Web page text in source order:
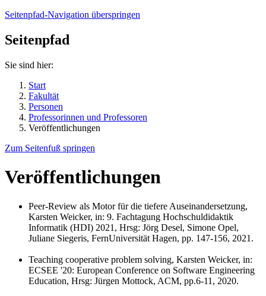
Seitenpfad-Navigation überspringen
Seitenpfad
Sie sind hier:
Start
Fakultät
Personen
Professorinnen und Professoren
Veröffentlichungen
Zum Seitenfuß springen
Veröffentlichungen
Peer-Review als Motor für die tiefere Auseinandersetzung,
Karsten Weicker, in: 9. Fachtagung Hochschuldidaktik
Informatik (HDI) 2021, Hrsg: Jörg Desel, Simone Opel,
Juliane Siegeris, FernUniversität Hagen, pp. 147-156, 2021.
Teaching cooperative problem solving, Karsten Weicker, in:
ECSEE '20: European Conference on Software Engineering
Education, Hrsg: Jürgen Mottock, ACM, pp.6-11, 2020.